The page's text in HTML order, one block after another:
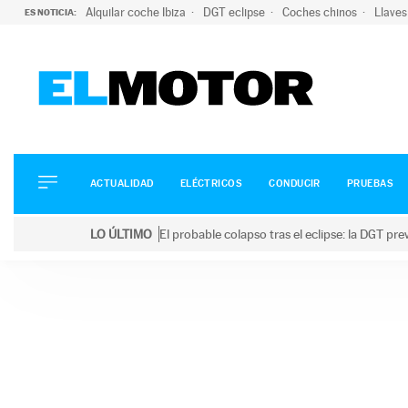
ES NOTICIA: Alquilar coche Ibiza DGT eclipse Coches chinos
ELÉCTRICOS
CONDUCIR
ACTUALIDAD ELÉCTRICOS CONDUCIR PRUEBAS
LO ÚLTIMO El probable colapso tras el eclipse: la DGT